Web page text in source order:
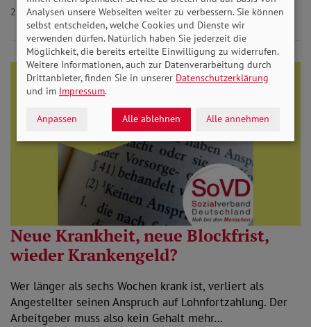
22.08.2019Armut
Neue Krankheit, neue Blockfrist,
wieder Krankengeld?
Wer länger als sechs Wochen krank ist, verliert als
Angestellter seinen Anspruch auf Lohnfortzahlung. Der
Arbeitgeber muss also kein Gehalt mehr…
Analysen unsere Webseiten weiter zu verbessern. Sie können
selbst entscheiden, welche Cookies und Dienste wir
verwenden dürfen. Natürlich haben Sie jederzeit die
Möglichkeit, die bereits erteilte Einwilligung zu widerrufen.
Weitere Informationen, auch zur Datenverarbeitung durch
Drittanbieter, finden Sie in unserer Datenschutzerklärung
und im Impressum.
Anpassen Alle ablehnen Alle annehmen